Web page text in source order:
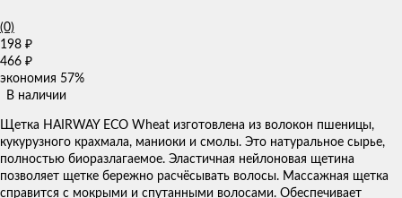
(0)
198 ₽
466 ₽
экономия 57%
В наличии
Щетка HAIRWAY ECO Wheat изготовлена из волокон пшеницы,
кукурузного крахмала, маниоки и смолы. Это натуральное сырье,
полностью биоразлагаемое. Эластичная нейлоновая щетина
позволяет щетке бережно расчёсывать волосы. Массажная щетка
справится с мокрыми и спутанными волосами. Обеспечивает